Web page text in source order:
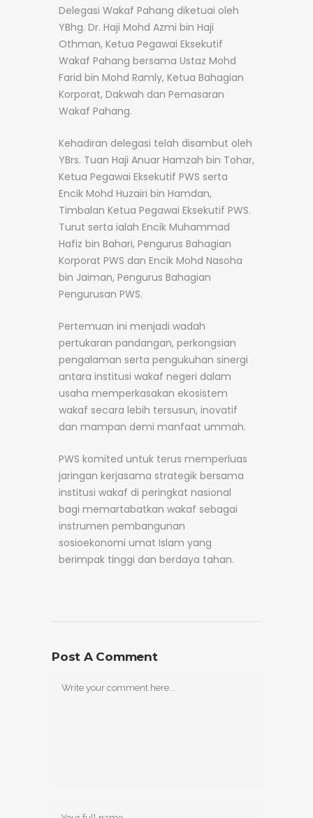
Delegasi Wakaf Pahang diketuai oleh
YBhg. Dr. Haji Mohd Azmi bin Haji
Othman, Ketua Pegawai Eksekutif
Wakaf Pahang bersama Ustaz Mohd
Farid bin Mohd Ramly, Ketua Bahagian
Korporat, Dakwah dan Pemasaran
Wakaf Pahang.
Kehadiran delegasi telah disambut oleh
YBrs. Tuan Haji Anuar Hamzah bin Tohar,
Ketua Pegawai Eksekutif PWS serta
Encik Mohd Huzairi bin Hamdan,
Timbalan Ketua Pegawai Eksekutif PWS.
Turut serta ialah Encik Muhammad
Hafiz bin Bahari, Pengurus Bahagian
Korporat PWS dan Encik Mohd Nasoha
bin Jaiman, Pengurus Bahagian
Pengurusan PWS.
Pertemuan ini menjadi wadah
pertukaran pandangan, perkongsian
pengalaman serta pengukuhan sinergi
antara institusi wakaf negeri dalam
usaha memperkasakan ekosistem
wakaf secara lebih tersusun, inovatif
dan mampan demi manfaat ummah.
PWS komited untuk terus memperluas
jaringan kerjasama strategik bersama
institusi wakaf di peringkat nasional
bagi memartabatkan wakaf sebagai
instrumen pembangunan
sosioekonomi umat Islam yang
berimpak tinggi dan berdaya tahan.
Post A Comment